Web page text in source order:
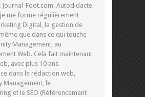
Journal-Foot.com. Autodidacte
me forme régulièrement
Digital, la gestion de
que dans ce qui touche
Management, au
Web. Cela fait maintenant
avec plus 10 ans
dans le rédaction web,
Management, le
et le SEO (Référencement